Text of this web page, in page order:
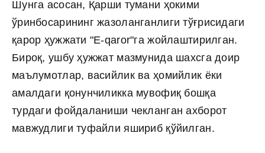
Шунга асосан, Қарши тумани ҳокими
ўринбосарининг жазоланганлиги тўғрисидаги
қарор ҳужжати "E-qaror"га жойлаштирилган.
Бироқ, ушбу ҳужжат мазмунида шахсга доир
маълумотлар, васийлик ва ҳомийлик ёки
амалдаги қонунчиликка мувофиқ бошқа
турдаги фойдаланиши чекланган ахборот
мавжудлиги туфайли яшириб қўйилган.